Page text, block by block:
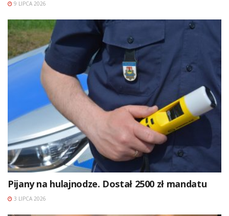
9 LIPCA 2026
Pijany na hulajnodze. Dostał 2500 zł mandatu
3 LIPCA 2026